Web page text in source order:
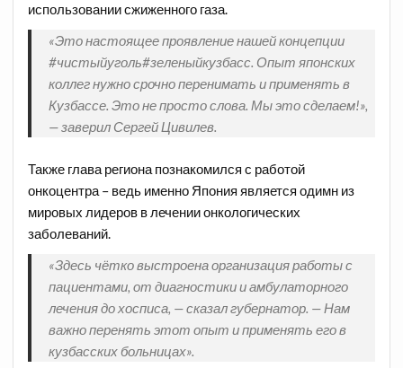
использовании сжиженного газа.
«Это настоящее проявление нашей концепции
#чистыйуголь#зеленыйкузбасс. Опыт японских
коллег нужно срочно перенимать и применять в
Кузбассе. Это не просто слова. Мы это сделаем!»,
— заверил Сергей Цивилев.
Также глава региона познакомился с работой
онкоцентра – ведь именно Япония является одимн из
мировых лидеров в лечении онкологических
заболеваний.
«Здесь чётко выстроена организация работы с
пациентами, от диагностики и амбулаторного
лечения до хосписа, — сказал губернатор. — Нам
важно перенять этот опыт и применять его в
кузбасских больницах».